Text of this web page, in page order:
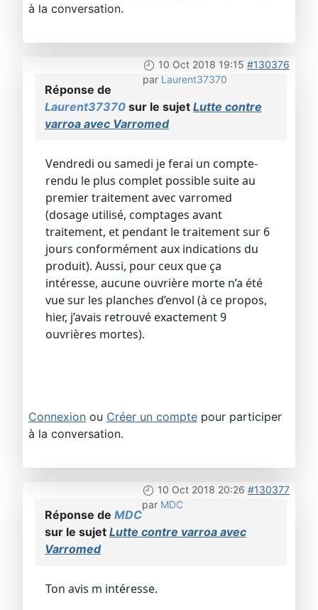
à la conversation.
10 Oct 2018 19:15 #130376
par Laurent37370
Réponse de
Laurent37370 sur le sujet Lutte contre
varroa avec Varromed
Vendredi ou samedi je ferai un compte-
rendu le plus complet possible suite au
premier traitement avec varromed
(dosage utilisé, comptages avant
traitement, et pendant le traitement sur 6
jours conformément aux indications du
produit). Aussi, pour ceux que ça
intéresse, aucune ouvrière morte n’a été
vue sur les planches d’envol (à ce propos,
hier, j’avais retrouvé exactement 9
ouvrières mortes).
Connexion ou Créer un compte pour participer
à la conversation.
10 Oct 2018 20:26 #130377
par MDC
Réponse de MDC
sur le sujet Lutte contre varroa avec
Varromed
Ton avis m intéresse.